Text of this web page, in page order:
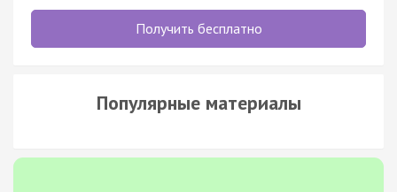
Получить бесплатно
Популярные материалы